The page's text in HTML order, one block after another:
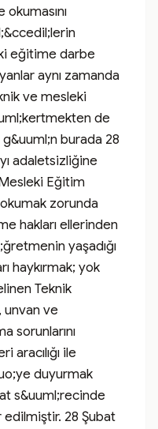
eğitime darbe
aynı zamanda
ve mesleki
de
burada 28
adaletsizliğine
Eğitim
zorunda
hakları ellerinden
yaşadığı
haykırmak; yok
Teknik
unvan ve
sorunlarını
aracılığı ile
duyurmak
s&uuml;recinde
28 Şubat